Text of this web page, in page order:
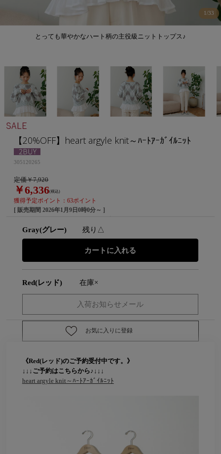
とっても華やかなハート柄の主役級ニットトップス♪
1/33
【20%OFF】heart argyle knit～ﾊｰﾄｱｰｶﾞｲﾙﾆｯﾄ
305120265
定価￥7,920
￥6,336(税込)
獲得予定ポイント：63ポイント
[ 販売期間2026年1月9日0時0分～ ]
Gray(グレー) 残り△
Red(レッド) 在庫×
お気に入りに登録
《Red(レッド)のご予約受付中です。》
↓↓↓ご予約はこちらから♪↓↓↓
heart argyle knit～ﾊｰﾄｱｰｶﾞｲﾙﾆｯﾄ